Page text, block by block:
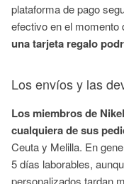
plataforma de pago
efectivo en el momento
una tarjeta regalo
Los envíos y las
Los miembros de
cualquiera de sus
Ceuta y Melilla. En
5 días laborables,
personalizados tardan